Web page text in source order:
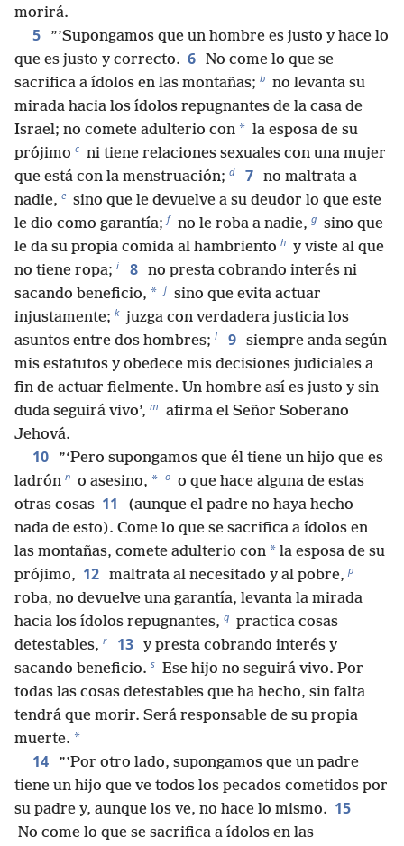
morirá.
5
”’Supongamos que un hombre es justo y hace lo
que es justo y correcto. 6 No come lo que se
sacrifica a ídolos en las montañas; b no levanta su
mirada hacia los ídolos repugnantes de la casa de
Israel; no comete adulterio con * la esposa de su
prójimo c ni tiene relaciones sexuales con una mujer
que está con la menstruación; d 7 no maltrata a
nadie, e sino que le devuelve a su deudor lo que este
le dio como garantía; f no le roba a nadie, g sino que
le da su propia comida al hambriento h y viste al que
no tiene ropa; i 8 no presta cobrando interés ni
sacando beneficio, * j sino que evita actuar
injustamente; k juzga con verdadera justicia los
asuntos entre dos hombres; l 9 siempre anda según
mis estatutos y obedece mis decisiones judiciales a
fin de actuar fielmente. Un hombre así es justo y sin
duda seguirá vivo’, m afirma el Señor Soberano
Jehová.
10
”‘Pero supongamos que él tiene un hijo que es
ladrón n o asesino, * o o que hace alguna de estas
otras cosas 11
(aunque el padre no haya hecho
nada de esto). Come lo que se sacrifica a ídolos en
las montañas, comete adulterio con * la esposa de su
prójimo, 12 maltrata al necesitado y al pobre, p
roba, no devuelve una garantía, levanta la mirada
hacia los ídolos repugnantes, q practica cosas
detestables, r 13 y presta cobrando interés y
sacando beneficio. s Ese hijo no seguirá vivo. Por
todas las cosas detestables que ha hecho, sin falta
tendrá que morir. Será responsable de su propia
muerte. *
14
”’Por otro lado, supongamos que un padre
tiene un hijo que ve todos los pecados cometidos por
su padre y, aunque los ve, no hace lo mismo. 15
No come lo que se sacrifica a ídolos en las